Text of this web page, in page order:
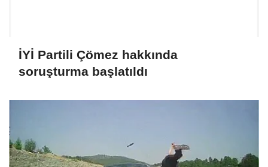
İYİ Partili Çömez hakkında
soruşturma başlatıldı